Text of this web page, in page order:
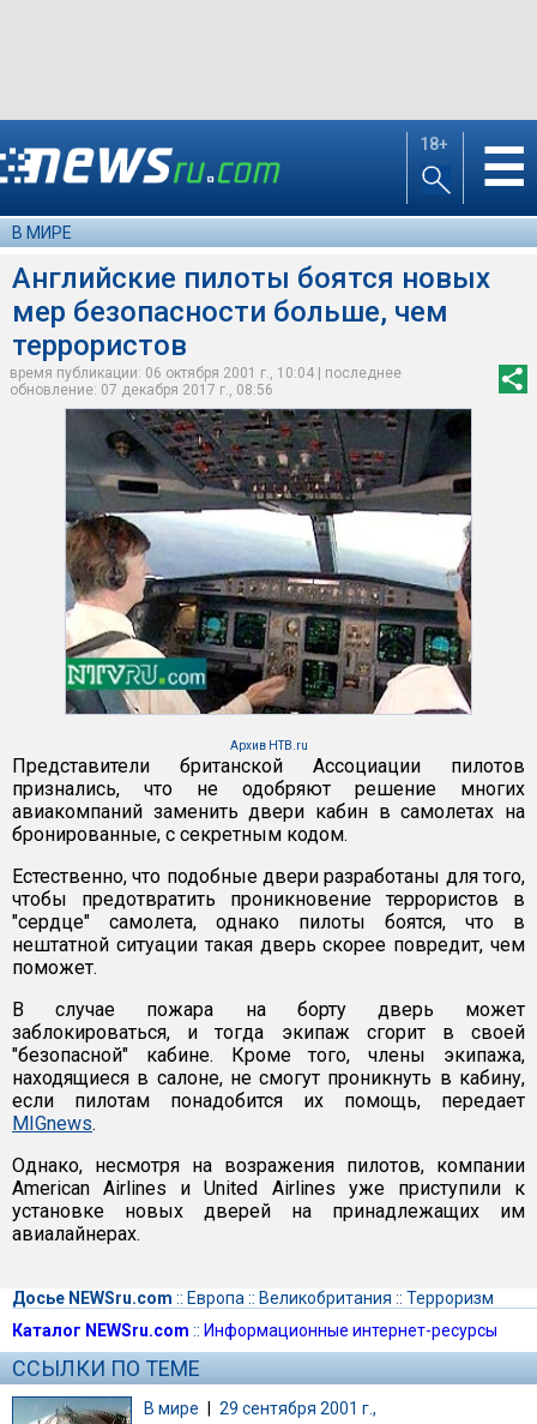
18+ ☰
В МИРЕ
Английские пилоты боятся новых
мер безопасности больше, чем
террористов
время публикации: 06 октября 2001 г., 10:04 | последнее
обновление: 07 декабря 2017 г., 08:56
Архив НТВ.ru
Представители британской Ассоциации пилотов
признались, что не одобряют решение многих
авиакомпаний заменить двери кабин в самолетах на
бронированные, с секретным кодом.
Естественно, что подобные двери разработаны для того,
чтобы предотвратить проникновение террористов в
"сердце" самолета, однако пилоты боятся, что в
нештатной ситуации такая дверь скорее повредит, чем
поможет.
В случае пожара на борту дверь может
заблокироваться, и тогда экипаж сгорит в своей
"безопасной" кабине. Кроме того, члены экипажа,
находящиеся в салоне, не смогут проникнуть в кабину,
если пилотам понадобится их помощь, передает
MIGnews.
Однако, несмотря на возражения пилотов, компании
American Airlines и United Airlines уже приступили к
установке новых дверей на принадлежащих им
авиалайнерах.
Досье NEWSru.com :: Европа :: Великобритания :: Терроризм
Каталог NEWSru.com :: Информационные интернет-ресурсы
ССЫЛКИ ПО ТЕМЕ
В мире | 29 сентября 2001 г.,